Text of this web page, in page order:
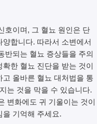
호이며, 그 혈뇨 원인은 단
합니다. 따라서 소변에서
반되는 혈뇨 증상들을 주의
한 혈뇨 진단을 받는 것이
올바른 혈뇨 대처법을 통
는 것을 막을 수 있습니다.
변화에도 귀 기울이는 것이
을 기억해 주세요.